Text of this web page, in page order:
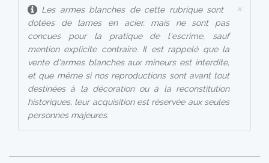
×
Les armes blanches de cette rubrique sont
dotées de lames en acier, mais ne sont pas
concues pour la pratique de l'escrime, sauf
mention explicite contraire. Il est rappelé que la
vente d'armes blanches aux mineurs est interdite,
et que même si nos reproductions sont avant tout
destinées à la décoration ou à la reconstitution
historiques, leur acquisition est réservée aux seules
personnes majeures.